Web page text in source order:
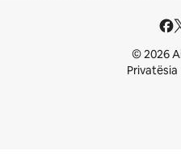
© 2026
Privatësia